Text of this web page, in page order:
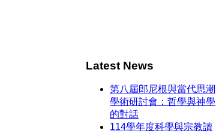
Latest News
第八屆郎尼根與當代思潮
學術研討會：哲學與神學
的對話
114學年度科學與宗教讀